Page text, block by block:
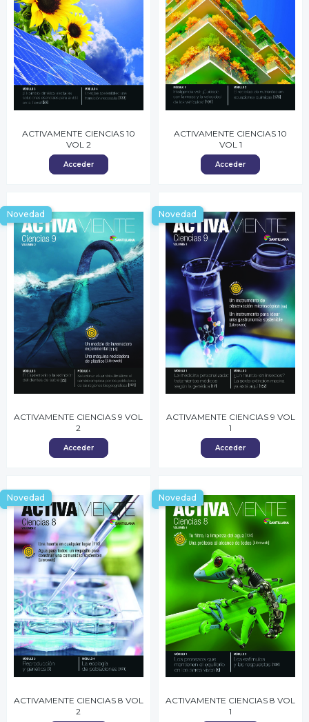
ACTIVAMENTE CIENCIAS 10
VOL 2
Acceder
ACTIVAMENTE CIENCIAS 10
VOL 1
Acceder
Novedad
ACTIVAMENTE CIENCIAS 9 VOL
2
Acceder
Novedad
ACTIVAMENTE CIENCIAS 9 VOL
1
Acceder
Novedad
ACTIVAMENTE CIENCIAS 8 VOL
2
Novedad
ACTIVAMENTE CIENCIAS 8 VOL
1